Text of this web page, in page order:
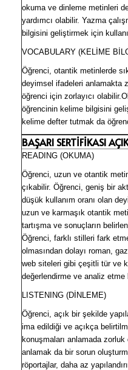
okuma ve dinleme metinleri
yardımcı olabilir. Yazma
bilgisini geliştirmek için
VOCABULARY (KELİME
Öğrenci, otantik metinlerde
deyimsel ifadeleri anlamakta
öğrenci için zorlayıcı
öğrencinin kelime bilgisini
kelime defter tutmak da
BAŞARI SERTİFİKASI
READING (OKUMA)
Öğrenci, uzun ve otantik
çıkabilir. Öğrenci, geniş bir
düşük kullanım oranı olan
uzun ve karmaşık otantik
tartışma ve sonuçların
Öğrenci, farklı stilleri fark
olmasından dolayı roman,
web siteleri gibi çeşitli tür ve
değerlendirme ve analiz etme
LISTENING (DİNLEME)
Öğrenci, açık bir şekilde
ima edildiği ve açıkça
konuşmaları anlamada
anlamak da bir sorun
röportajlar, daha az